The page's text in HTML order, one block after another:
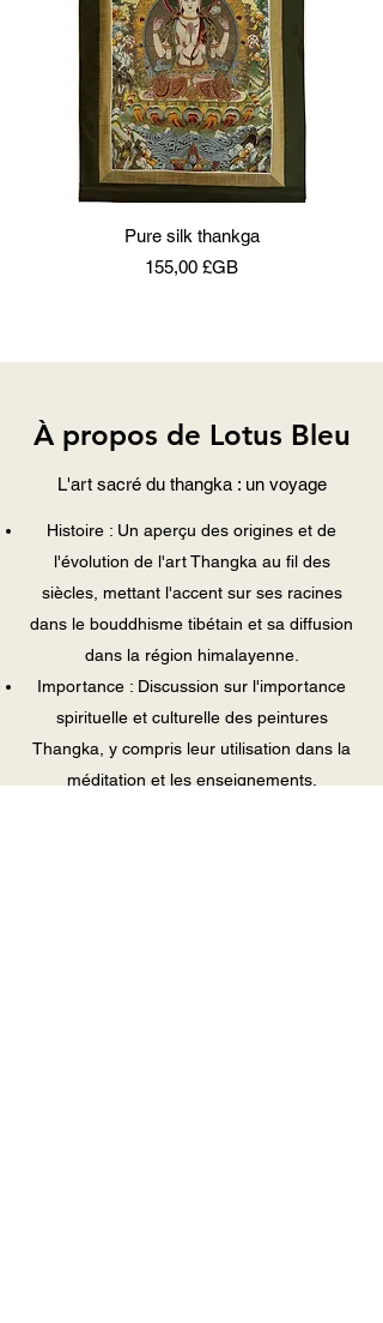
Pure silk thankga
Prix
155,00 £GB
À propos de Lotus Bleu
L'art sacré du thangka : un voyage
Histoire : Un aperçu des origines et de
l'évolution de l'art Thangka au fil des
siècles, mettant l'accent sur ses racines
dans le bouddhisme tibétain et sa diffusion
dans la région himalayenne.
Importance : Discussion sur l'importance
spirituelle et culturelle des peintures
Thangka, y compris leur utilisation dans la
méditation et les enseignements.